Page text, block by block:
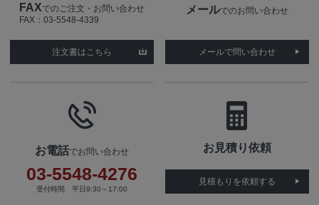
FAXでのご注文・お問い合わせ
FAX：03-5548-4339
注文書はこちら
メールでのお問い合わせ
メールで問い合わせ
お電話でお問い合わせ
03-5548-4276
受付時間 平日9:30～17:00
お見積り依頼
見積もりを依頼する